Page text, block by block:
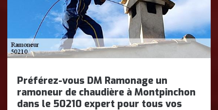
Préférez-vous DM Ramonage un
ramoneur de chaudière à Montpinchon
dans le 50210 expert pour tous vos